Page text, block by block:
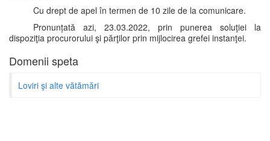
Cu drept de apel în termen de 10 zile de la comunicare.
Pronunțată azi, 23.03.2022, prin punerea soluţiei la
dispoziţia procurorului şi părţilor prin mijlocirea grefei instanţei.
Domenii speta
Loviri şi alte vătămări